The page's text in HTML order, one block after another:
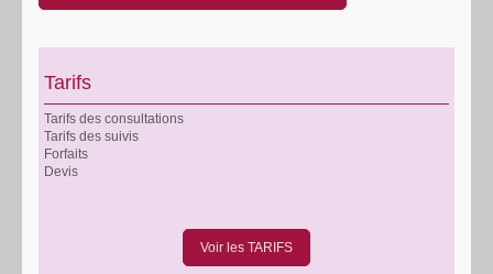
Tarifs
Tarifs des consultations
Tarifs des suivis
Forfaits
Devis
Voir les TARIFS